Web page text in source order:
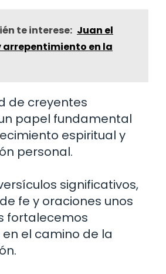
te interese: Juan el
arrepentimiento en la
de creyentes
papel fundamental
espiritual y
personal.
significativos,
fe y oraciones unos
fortalecemos
el camino de la